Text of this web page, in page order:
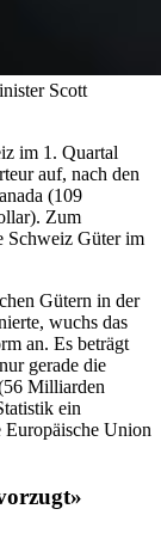
Scott
im 1. Quartal
auf, nach den
(109
Zum
Schweiz Güter im
Gütern in der
wuchs das
an. Es beträgt
gerade die
Milliarden
ein
Europäische Union